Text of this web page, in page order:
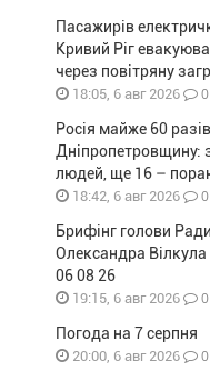
Пасажирів
Кривий Ріг
через повітряну
18:05, 6 авг 2026 0
Росія майже 60
Дніпропетровщину:
людей, ще 16 –
18:42, 6 авг 2026 0
Брифінг голови
Олександра
06 08 26
19:15, 6 авг 2026 0
Погода на 7 серпня
20:00, 6 авг 2026 0